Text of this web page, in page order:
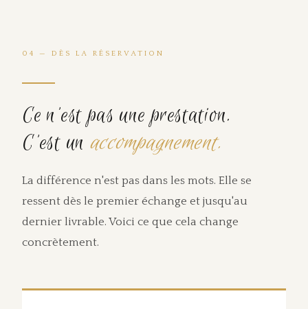
04 — DÈS LA RÉSERVATION
Ce n'est pas une prestation.
C'est un accompagnement.
La différence n'est pas dans les mots. Elle se
ressent dès le premier échange et jusqu'au
dernier livrable. Voici ce que cela change
concrètement.